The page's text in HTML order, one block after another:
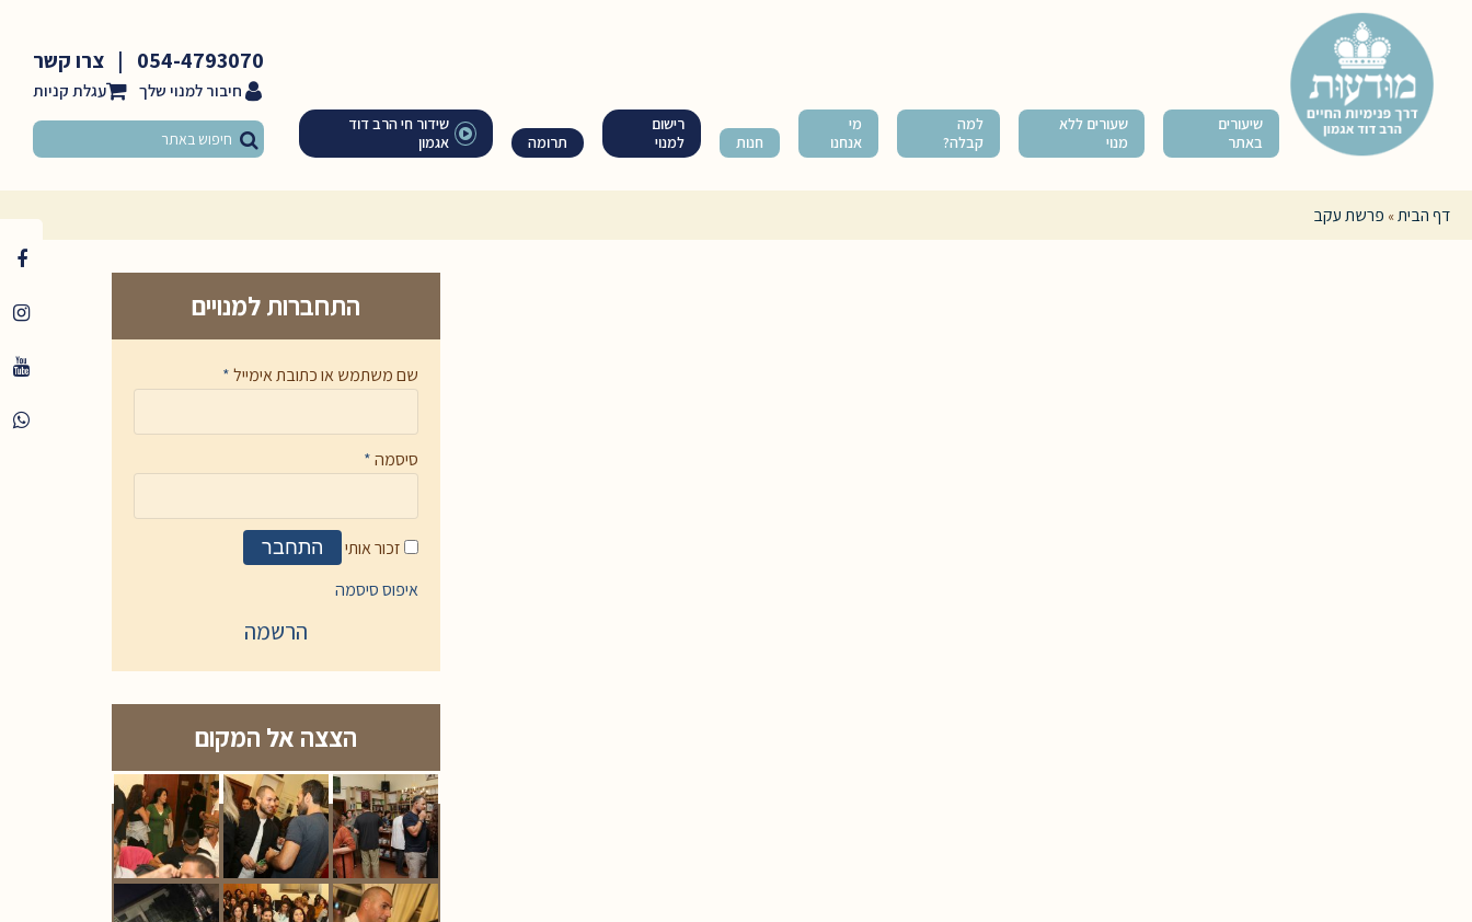
שיעורים
באתר
שעורים ללא
מנוי
למה
קבלה?
מי
אנחנו
חנות
רישום
למנוי
תרומה
שידור חי הרב דוד
אגמון
054-4793070
| צרו קשר
חיבור למנוי שלך
דף הבית» פרשת עקב
התחברות למנויים
שם משתמש או כתובת אימייל*
סיסמה*
זכור אותי התחבר
איפוס סיסמה
הרשמה
הצצה אל המקום